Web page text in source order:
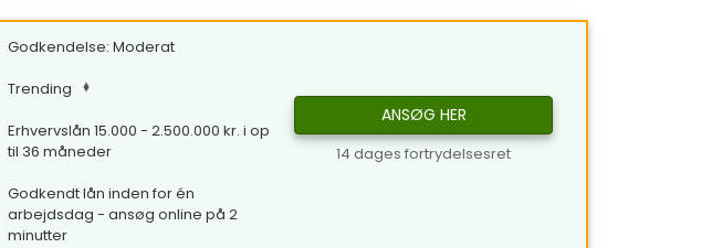
Godkendelse: Moderat
Trending
Erhvervslån 15.000 - 2.500.000 kr. i op
til 36 måneder
Godkendt lån inden for én
arbejdsdag - ansøg online på 2
minutter
ANSØG HER
14 dages fortrydelsesret